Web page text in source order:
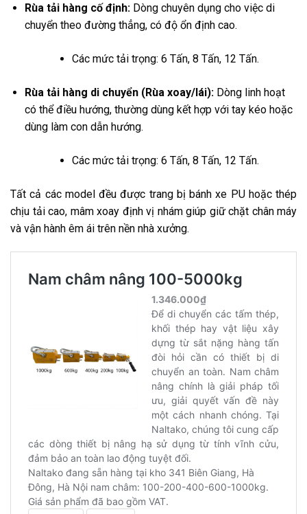
Rùa tải hàng cố định:Dòng chuyên dụng cho việc di
chuyển theo đường thẳng, có độ ổn định cao.
Các mức tải trọng: 6 Tấn, 8 Tấn, 12 Tấn.
Rùa tải hàng di chuyển (Rùa xoay/lái):Dòng linh hoạt
có thể điều hướng, thường dùng kết hợp với tay kéo hoặc
dùng làm con dẫn hướng.
Các mức tải trọng: 6 Tấn, 8 Tấn, 12 Tấn.
Tất cả các model đều được trang bị bánh xe PU hoặc thép
chịu tải cao, mâm xoay định vị nhám giúp giữ chặt chân máy
và vận hành êm ái trên nền nhà xưởng.